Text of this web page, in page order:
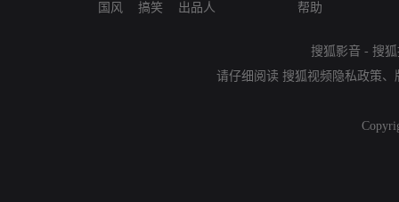
国风
搞笑
出品人
帮助
搜狐影音 - 搜
请仔细阅读 搜狐视频隐私政策、